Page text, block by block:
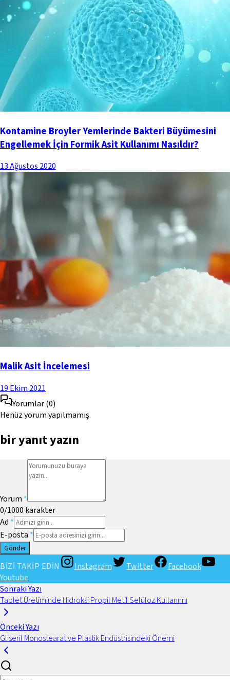
Kontamine Broyler Yemlerinde Bakteri Büyümesini
Engellemek İçin Formik Asit Kullanımı Nasıldır?
13 Ağustos 2020
Malik Asit İncelemesi
19 Ekim 2021
Yorumlar(0)
Henüz yorum yapılmamış.
bir yanıt yazın
Yorum *
0/1000 karakter
Ad *
E-posta *
Gönder
BİZİ TAKİP EDİN Instagram Twitter
Facebook
Youtube
Sonraki Yazı
Tablet Üretiminde Hidroksi Propil Metil Selüloz Kullanımı
Önceki Yazı
Gliseril Monostearat ve Plastik Endüstrisindeki Önemi